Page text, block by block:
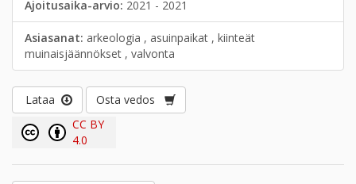
Ajoitusaika-arvio: 2021 - 2021
Asiasanat: arkeologia , asuinpaikat , kiinteät
muinaisjäännökset , valvonta
Lataa
Osta vedos
CC BY
4.0